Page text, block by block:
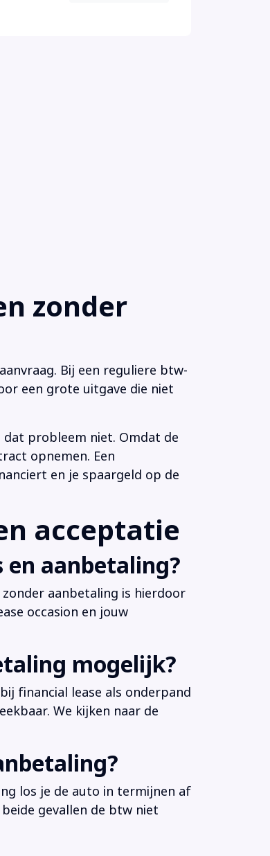
zonder
Bij een reguliere btw-
een grote uitgave die niet
dat probleem niet. Omdat de
opnemen. Een
en je spaargeld op de
acceptatie
aanbetaling?
aanbetaling is hierdoor
occasion en jouw
mogelijk?
financial lease als onderpand
We kijken naar de
los je de auto in termijnen af
gevallen de btw niet